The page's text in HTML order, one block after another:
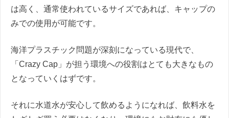
は高く、通常使われているサイズであれば、キャップの
みでの使用が可能です。
海洋プラスチック問題が深刻になっている現代で、
「Crazy Cap」が担う環境への役割はとても大きなもの
となっていくはずです。
それに水道水が安心して飲めるようになれば、飲料水を